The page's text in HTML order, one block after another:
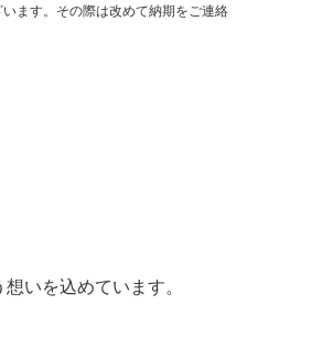
ます。その際は改めて納期をご連絡
いを込めています。